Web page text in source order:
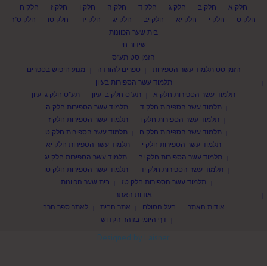
חלק א
חלק ב חלק ג חלק ד חלק ה חלק ו חלק ז
חלק ח
חלק ט
חלק י חלק יא חלק יב חלק יג חלק יד חלק טו
חלק ט"ז
בית שער הכוונות
שידור חי
הזמן סט תע"ס
הזמן סט תלמוד עשר הספירות
ספרים להורדה
מנוע חיפוש בספרים
תלמוד עשר הספירות בעיון
תלמוד עשר הספירות חלק א
תע"ס חלק ב' עיון
תע"ס חלק ג' עיון
תלמוד עשר הספירות חלק ד
תלמוד עשר הספירות חלק ה
תלמוד עשר הספירות חלק ו
תלמוד עשר הספירות חלק ז
תלמוד עשר הספירות חלק ח
תלמוד עשר הספירות חלק ט
תלמוד עשר הספירות חלק י
תלמוד עשר הספירות חלק יא
תלמוד עשר הספירות חלק יב
תלמוד עשר הספירות חלק יג
תלמוד עשר הספירות חלק יד
תלמוד עשר הספירות חלק טו
תלמוד עשר הספירות חלק טז
בית שער הכוונות
אודות האתר
אודות האתר
בעל הסולם אתר הבית
לאתר ספר הרב
דף היומי בזוהר הקדוש
Designed by Laisner